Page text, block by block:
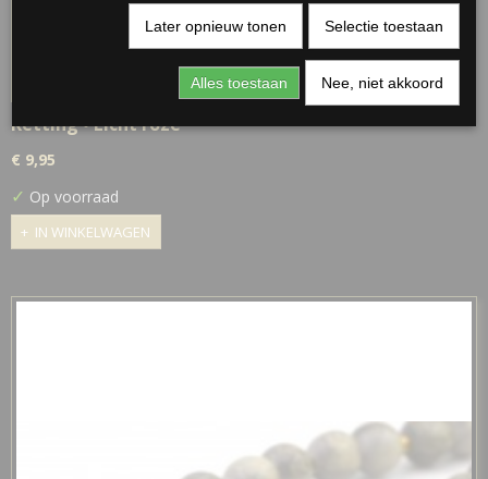
Ketting • Licht roze
€ 9,95
✓ Op voorraad
IN WINKELWAGEN
Later opnieuw tonen Selectie toestaan
Alles toestaan Nee, niet akkoord